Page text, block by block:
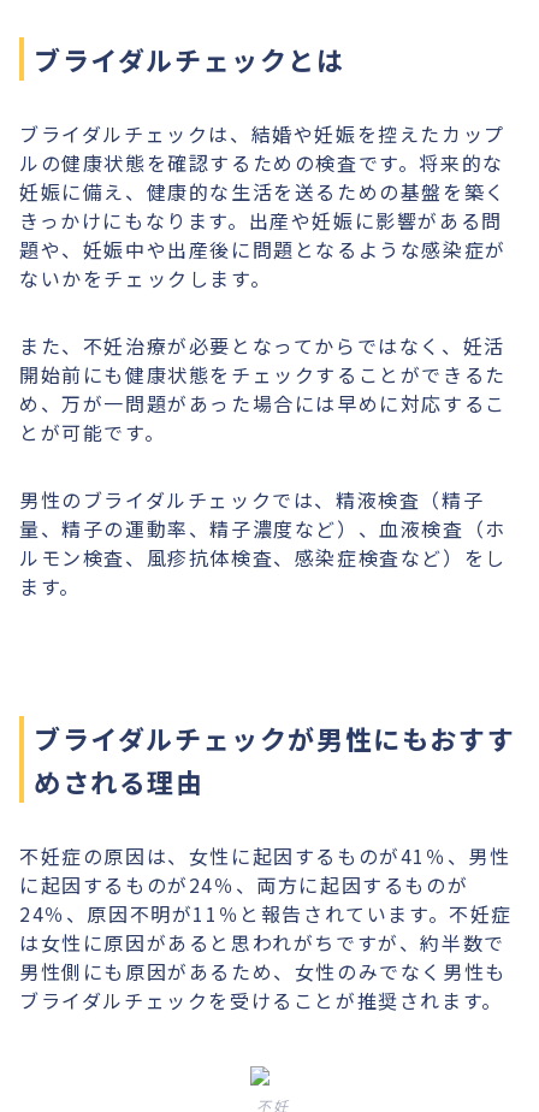
ブライダルチェックとは
ブライダルチェックは、結婚や妊娠を控えたカップ
ルの健康状態を確認するための検査です。将来的な
妊娠に備え、健康的な生活を送るための基盤を築く
きっかけにもなります。出産や妊娠に影響がある問
題や、妊娠中や出産後に問題となるような感染症が
ないかをチェックします。
また、不妊治療が必要となってからではなく、妊活
開始前にも健康状態をチェックすることができるた
め、万が一問題があった場合には早めに対応するこ
とが可能です。
男性のブライダルチェックでは、精液検査（精子
量、精子の運動率、精子濃度など）、血液検査（ホ
ルモン検査、風疹抗体検査、感染症検査など）をし
ます。
ブライダルチェックが男性にもおすす
めされる理由
不妊症の原因は、女性に起因するものが41％、男性
に起因するものが24％、両方に起因するものが
24％、原因不明が11％と報告されています。不妊症
は女性に原因があると思われがちですが、約半数で
男性側にも原因があるため、女性のみでなく男性も
ブライダルチェックを受けることが推奨されます。
不妊